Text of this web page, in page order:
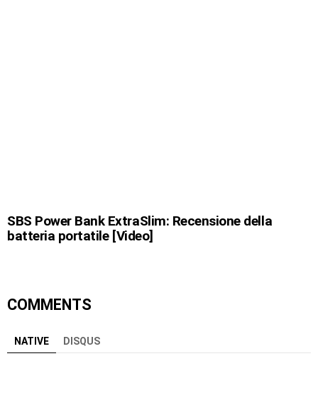
SBS Power Bank ExtraSlim: Recensione della
batteria portatile [Video]
COMMENTS
NATIVE DISQUS